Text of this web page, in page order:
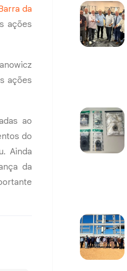
da
ações
ações
ao
do
Ainda
da